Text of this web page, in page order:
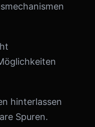
hinterlassen
Spuren.